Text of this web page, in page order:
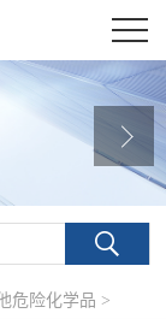
危险化学品 >